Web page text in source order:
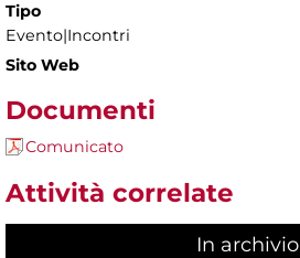
Tipo
Evento|Incontri
Sito Web
Documenti
Comunicato
Attività correlate
In archivio